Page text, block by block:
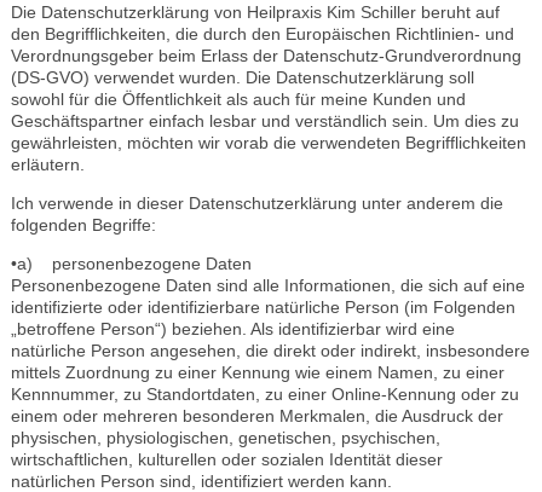
Die Datenschutzerklärung von Heilpraxis Kim Schiller beruht auf
den Begrifflichkeiten, die durch den Europäischen Richtlinien- und
Verordnungsgeber beim Erlass der Datenschutz-Grundverordnung
(DS-GVO) verwendet wurden. Die Datenschutzerklärung soll
sowohl für die Öffentlichkeit als auch für meine Kunden und
Geschäftspartner einfach lesbar und verständlich sein. Um dies zu
gewährleisten, möchten wir vorab die verwendeten Begrifflichkeiten
erläutern.
Ich verwende in dieser Datenschutzerklärung unter anderem die
folgenden Begriffe:
•a) personenbezogene Daten
Personenbezogene Daten sind alle Informationen, die sich auf eine
identifizierte oder identifizierbare natürliche Person (im Folgenden
„betroffene Person“) beziehen. Als identifizierbar wird eine
natürliche Person angesehen, die direkt oder indirekt, insbesondere
mittels Zuordnung zu einer Kennung wie einem Namen, zu einer
Kennnummer, zu Standortdaten, zu einer Online-Kennung oder zu
einem oder mehreren besonderen Merkmalen, die Ausdruck der
physischen, physiologischen, genetischen, psychischen,
wirtschaftlichen, kulturellen oder sozialen Identität dieser
natürlichen Person sind, identifiziert werden kann.